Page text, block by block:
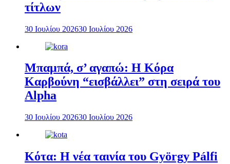
τίτλων
30 Ιουλίου 202630 Ιουλίου 2026
Μπαμπά, σ’ αγαπώ: Η Κόρα
Καρβούνη “εισβάλλει” στη σειρά του
Alpha
30 Ιουλίου 202630 Ιουλίου 2026
Κότα: Η νέα ταινία του György Pálfi